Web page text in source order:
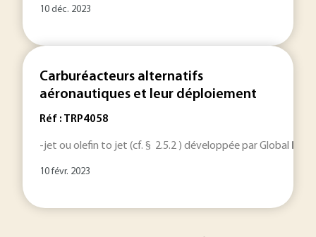
10 déc. 2023
Carburéacteurs alternatifs
aéronautiques et leur déploiement
Réf : TRP4058
-jet ou olefin to jet (cf. § 2.5.2 ) développée par Global
10 févr. 2023